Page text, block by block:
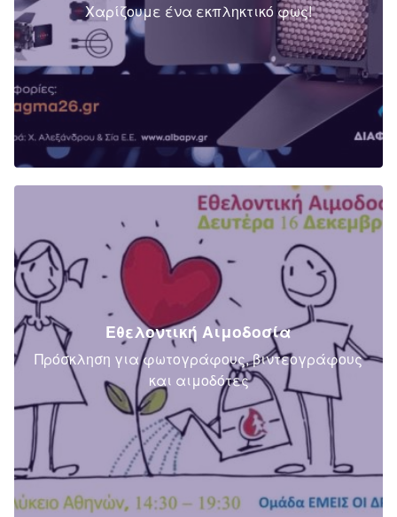
Χαρίζουμε ένα εκπληκτικό φως!
Εθελοντική Αιμοδοσία
Πρόσκληση για φωτογράφους, βιντεογράφους
και αιμοδότες